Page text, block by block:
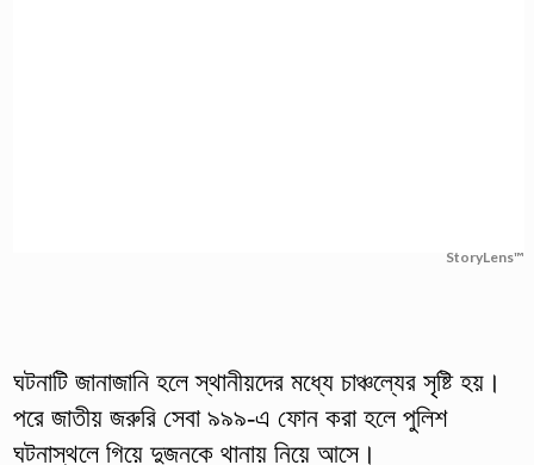
StoryLens™
ঘটনাটি জানাজানি হলে স্থানীয়দের মধ্যে চাঞ্চল্যের সৃষ্টি হয়।
পরে জাতীয় জরুরি সেবা ৯৯৯-এ ফোন করা হলে পুলিশ
ঘটনাস্থলে গিয়ে দুজনকে থানায় নিয়ে আসে।